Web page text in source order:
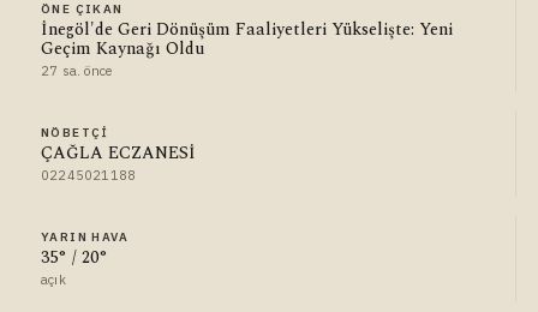
ÖNE ÇIKAN
İnegöl'de Geri Dönüşüm Faaliyetleri Yükselişte: Yeni
Geçim Kaynağı Oldu
27 sa. önce
NÖBETÇI
ÇAĞLA ECZANESİ
02245021188
YARIN HAVA
35° / 20°
açık